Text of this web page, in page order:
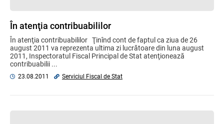
În atenţia contribuabililor
În atenţia contribuabililor Ţinînd cont de faptul ca ziua de 26
august 2011 va reprezenta ultima zi lucrătoare din luna august
2011, Inspectoratul Fiscal Principal de Stat atenţionează
contribuabilii ...
23.08.2011 Serviciul Fiscal de Stat